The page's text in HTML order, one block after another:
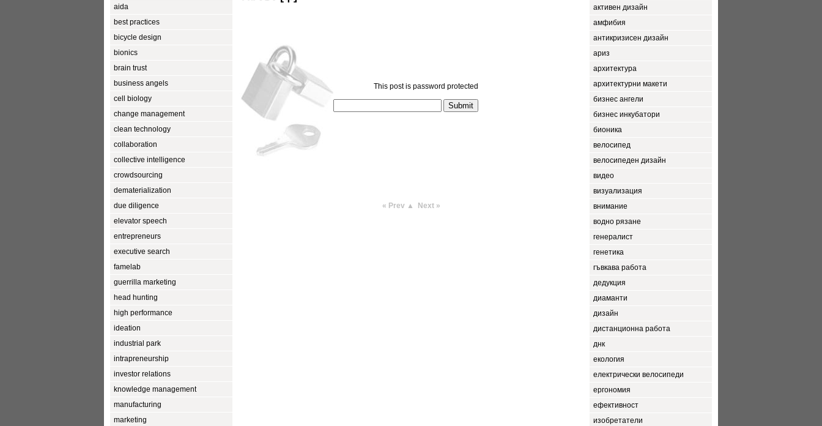
This post is password protected
« Prev ▲ Next »
aida
best practices
bicycle design
bionics
brain trust
business angels
cell biology
change management
clean technology
collaboration
collective intelligence
crowdsourcing
dematerialization
due diligence
elevator speech
entrepreneurs
executive search
famelab
guerrilla marketing
head hunting
high performance
ideation
industrial park
intrapreneurship
investor relations
knowledge management
manufacturing
marketing
активен дизайн
амфибия
антикризисен дизайн
ариз
архитектура
архитектурни макети
бизнес ангели
бизнес инкубатори
бионика
велосипед
велосипеден дизайн
видео
визуализация
внимание
водно рязане
генералист
генетика
гъвкава работа
дедукция
диаманти
дизайн
дистанционна работа
днк
екология
електрически велосипеди
ергономия
ефективност
изобретатели